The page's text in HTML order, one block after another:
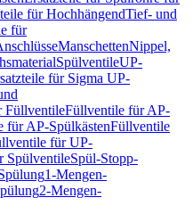
für HochhängendTief- und
für
ManschettenNippel,
SpülventileUP-
für Sigma UP-
FüllventileFüllventile für AP-
für AP-SpülkästenFüllventile
für UP-
SpülventileSpül-Stopp-
1-Mengen-
2-Mengen-